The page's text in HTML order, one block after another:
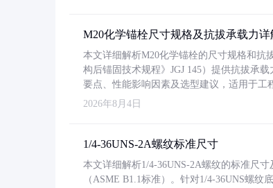
M20化学锚栓尺寸规格及抗拔承载力详
本文详细解析M20化学锚栓的尺寸规格和抗
构后锚固技术规程》JGJ 145）提供抗拔承
要点、性能影响因素及选型建议，适用于工
2026年8月4日
1/4-36UNS-2A螺纹标准尺寸
本文详细解析1/4-36UNS-2A螺纹的标准尺
（ASME B1.1标准）。针对1/4-36UNS螺